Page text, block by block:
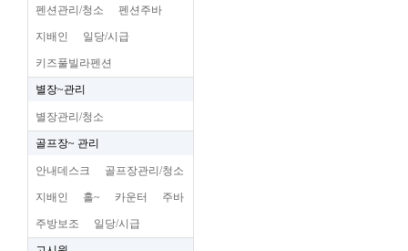
펜션관리/청소 펜션주바
지배인 일당/시급
키즈풀빌라펜션
별장~관리
별장관리/청소
골프장~ 관리
안내데스크 골프장관리/청소
지배인 홀~ 카운터 주바
주방보조 일당/시급